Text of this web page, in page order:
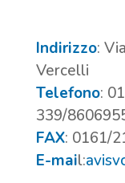
Indirizzo:
Vercelli
Telefono:
339/
FAX: 0161/
E-mail: